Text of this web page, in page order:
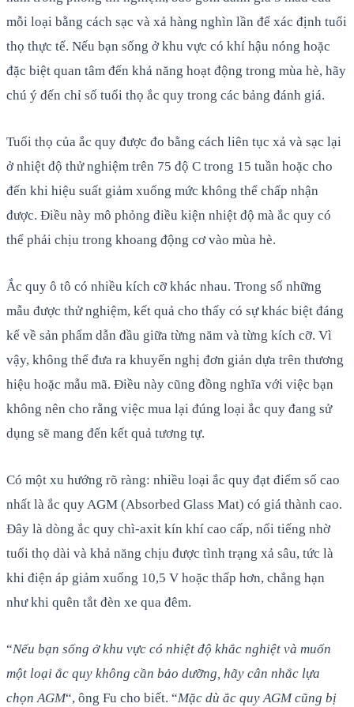
mỗi loại bằng cách sạc và xả hàng nghìn lần để xác định tuổi
thọ thực tế. Nếu bạn sống ở khu vực có khí hậu nóng hoặc
đặc biệt quan tâm đến khả năng hoạt động trong mùa hè, hãy
chú ý đến chỉ số tuổi thọ ắc quy trong các bảng đánh giá.
Tuổi thọ của ắc quy được đo bằng cách liên tục xả và sạc lại
ở nhiệt độ thử nghiệm trên 75 độ C trong 15 tuần hoặc cho
đến khi hiệu suất giảm xuống mức không thể chấp nhận
được. Điều này mô phỏng điều kiện nhiệt độ mà ắc quy có
thể phải chịu trong khoang động cơ vào mùa hè.
Ắc quy ô tô có nhiều kích cỡ khác nhau. Trong số những
mẫu được thử nghiệm, kết quả cho thấy có sự khác biệt đáng
kể về sản phẩm dẫn đầu giữa từng năm và từng kích cỡ. Vì
vậy, không thể đưa ra khuyến nghị đơn giản dựa trên thương
hiệu hoặc mẫu mã. Điều này cũng đồng nghĩa với việc bạn
không nên cho rằng việc mua lại đúng loại ắc quy đang sử
dụng sẽ mang đến kết quả tương tự.
Có một xu hướng rõ ràng: nhiều loại ắc quy đạt điểm số cao
nhất là ắc quy AGM (Absorbed Glass Mat) có giá thành cao.
Đây là dòng ắc quy chì-axit kín khí cao cấp, nổi tiếng nhờ
tuổi thọ dài và khả năng chịu được tình trạng xả sâu, tức là
khi điện áp giảm xuống 10,5 V hoặc thấp hơn, chẳng hạn
như khi quên tắt đèn xe qua đêm.
“Nếu bạn sống ở khu vực có nhiệt độ khắc nghiệt và muốn
một loại ắc quy không cần bảo dưỡng, hãy cân nhắc lựa
chọn AGM“, ông Fu cho biết. “Mặc dù ắc quy AGM cũng bị